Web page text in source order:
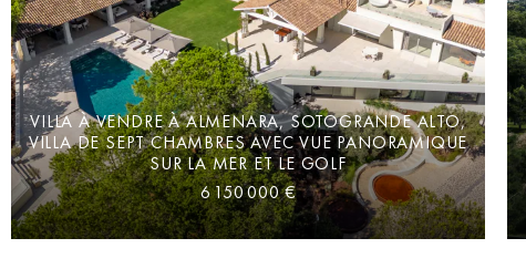
VILLA À VENDRE À ALMENARA, SOTOGRANDE ALTO,
VILLA DE SEPT CHAMBRES AVEC VUE PANORAMIQUE
SUR LA MER ET LE GOLF
6 150 000 €